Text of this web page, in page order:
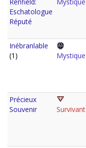
Eschatologue
Réputé
Inébranlable
(1)
Mystique
Précieux
Souvenir
Survivant